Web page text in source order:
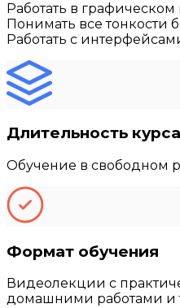
Работать в
Понимать все тонкости
Работать с
Длительность курса
Обучение в свободном
Формат обучения
Видеолекции с
домашними работами и